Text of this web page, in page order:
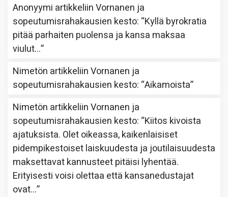
Anonyymi artikkeliinVornanen ja
sopeutumisrahakausien kesto: “Kyllä byrokratia
pitää parhaiten puolensa ja kansa maksaa
viulut…”
Nimetön artikkeliinVornanen ja
sopeutumisrahakausien kesto: “Aikamoista”
Nimetön artikkeliinVornanen ja
sopeutumisrahakausien kesto: “Kiitos kivoista
ajatuksista. Olet oikeassa, kaikenlaisiset
pidempikestoiset laiskuudesta ja joutilaisuudesta
maksettavat kannusteet pitäisi lyhentää.
Erityisesti voisi olettaa että kansanedustajat
ovat…”